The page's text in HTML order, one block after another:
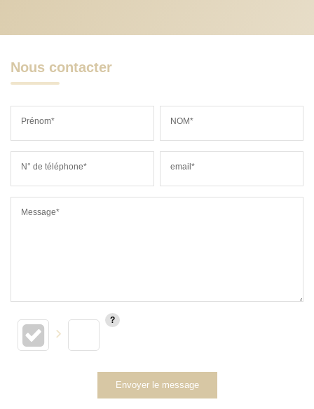
Nous contacter
Prénom* NOM*
N° de téléphone* email*
Message*
Envoyer le message